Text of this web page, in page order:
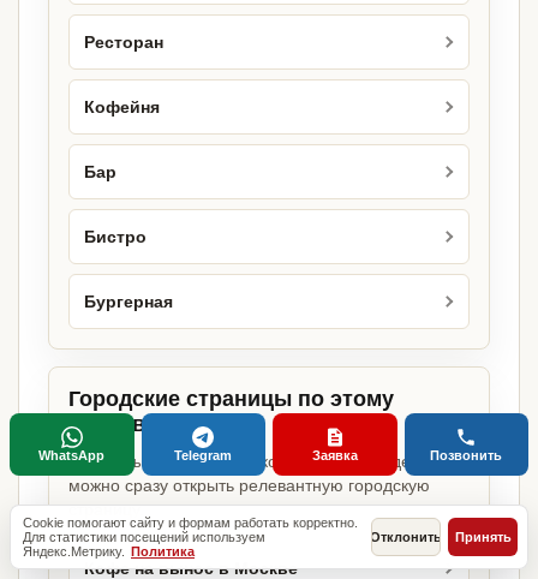
Ресторан
Кофейня
Бар
Бистро
Бургерная
Городские страницы по этому
направлению
Если объект работает в конкретном городе,
можно сразу открыть релевантную городскую
страницу.
Кофе на вынос в Москве
Cookie помогают сайту и формам работать корректно.
Для статистики посещений используем
Яндекс.Метрику. Политика
Отклонить Принять
WhatsApp Telegram Заявка Позвонить